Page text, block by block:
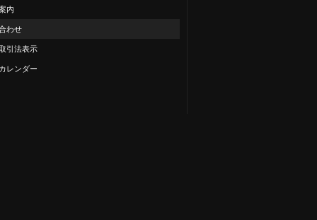
内
わせ
引法表示
レンダー